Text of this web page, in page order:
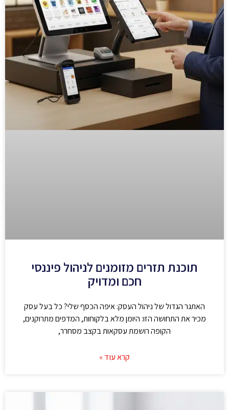
תוכנת תזרים מזומנים לניהול פיננסי
חכם ומדויק
האתגר הגדול של ניהול העסק: איפה הכסף שלי? כל בעל עסק
מכיר את התחושה הזו: היומן מלא בלקוחות, המדפים מתרוקנים,
הקופה רושמת עסקאות בקצב מסחרר,
קרא עוד »